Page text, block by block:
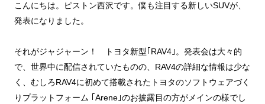
こんにちは。ピストン西沢です。僕も注目する新しいSUVが、
発表になりました。
それがジャジャーン！ トヨタ新型｢RAV4｣。発表会は大々的
で、世界中に配信されていたものの、RAV4の詳細な情報は少な
く、むしろRAV4に初めて搭載されたトヨタのソフトウェアづく
りプラットフォーム ｢Arene｣のお披露目の方がメインの様でし